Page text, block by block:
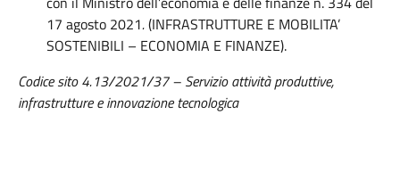
17 agosto 2021.(INFRASTRUTTURE E MOBILITA’
SOSTENIBILI – ECONOMIA E FINANZE).
Codice sito 4.13/2021/37 – Servizio attività produttive,
infrastrutture e innovazione tecnologica